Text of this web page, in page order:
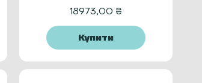
18973,00 ₴
Купити